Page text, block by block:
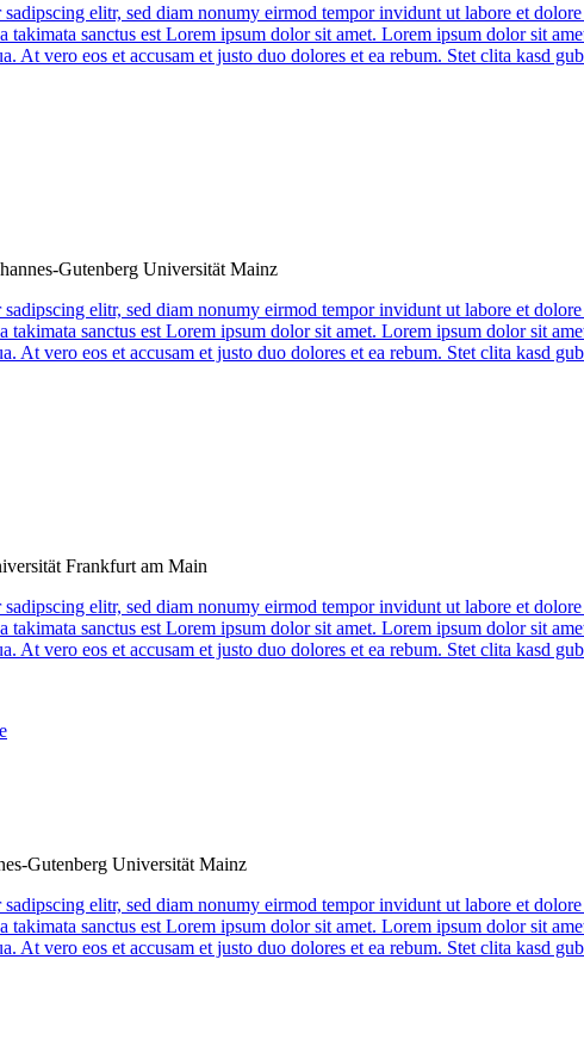
elitr, sed diam nonumy eirmod tempor invidunt ut labore et
takimata sanctus est Lorem ipsum dolor sit amet. Lorem ipsum dolor sit
At vero eos et accusam et justo duo dolores et ea rebum. Stet clita kasd
Gutenberg Universität Mainz
elitr, sed diam nonumy eirmod tempor invidunt ut labore et
takimata sanctus est Lorem ipsum dolor sit amet. Lorem ipsum dolor sit
At vero eos et accusam et justo duo dolores et ea rebum. Stet clita kasd
Frankfurt am Main
elitr, sed diam nonumy eirmod tempor invidunt ut labore et
takimata sanctus est Lorem ipsum dolor sit amet. Lorem ipsum dolor sit
At vero eos et accusam et justo duo dolores et ea rebum. Stet clita kasd
Gutenberg Universität Mainz
elitr, sed diam nonumy eirmod tempor invidunt ut labore et
takimata sanctus est Lorem ipsum dolor sit amet. Lorem ipsum dolor sit
At vero eos et accusam et justo duo dolores et ea rebum. Stet clita kasd